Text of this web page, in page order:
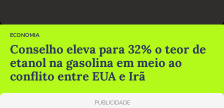
ECONOMIA
Conselho eleva para 32% o teor de
etanol na gasolina em meio ao
conflito entre EUA e Irã
PUBLICIDADE